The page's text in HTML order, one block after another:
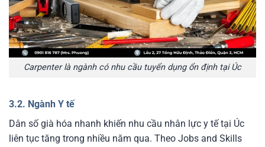
Carpenter là ngành có nhu cầu tuyển dụng ổn định tại Úc
3.2. Ngành Y tế
Dân số già hóa nhanh khiến nhu cầu nhân lực y tế tại Úc
liên tục tăng trong nhiều năm qua. Theo Jobs and Skills